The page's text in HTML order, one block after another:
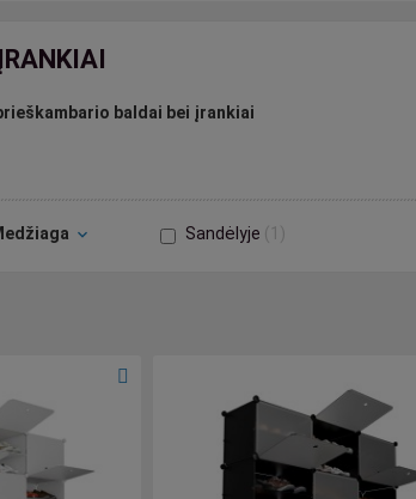
baldai bei įrankiai
expand_more Sandėlyje 1